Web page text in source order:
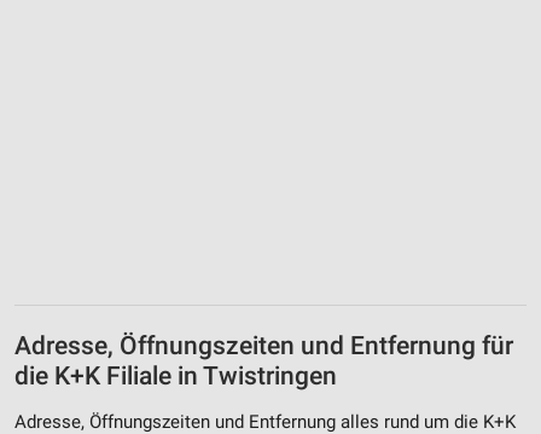
Adresse, Öffnungszeiten und Entfernung für
die K+K Filiale in Twistringen
Adresse, Öffnungszeiten und Entfernung alles rund um die K+K